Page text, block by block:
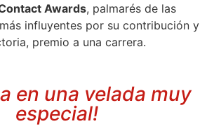
Awards, palmarés de las
influyentes por su contribución y
premio a una carrera.
en una velada muy
especial!